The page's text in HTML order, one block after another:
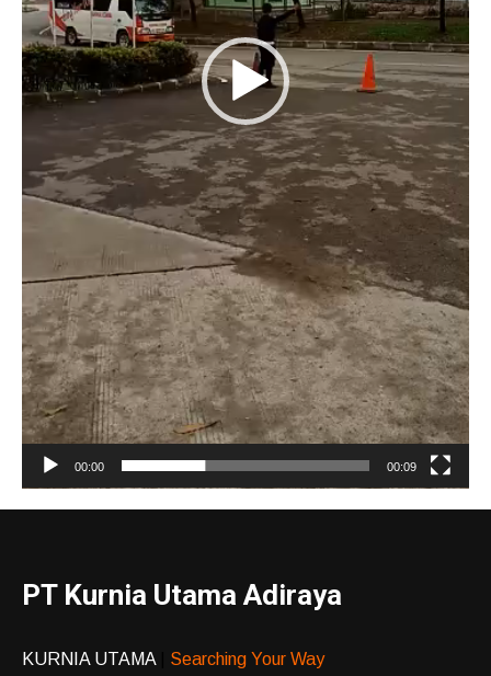
00:00 00:09
PT Kurnia Utama Adiraya
KURNIA UTAMA Searching Your Way